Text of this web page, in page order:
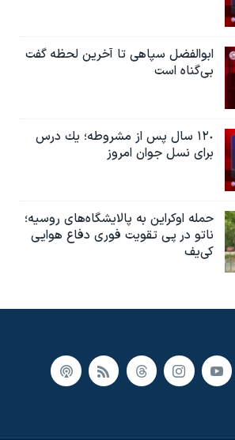
ابوالفضل سپاهی تا آخرین لحظه گفت
بی‌گناه است
١٢٠ سال پس از مشروطه؛ یك درس
براى نسل جوان امروز
حمله اوکراین به پالایشگاه‌های روسیه؛
ناتو در پی تقویت فوری دفاع هوایی
کی‌یف